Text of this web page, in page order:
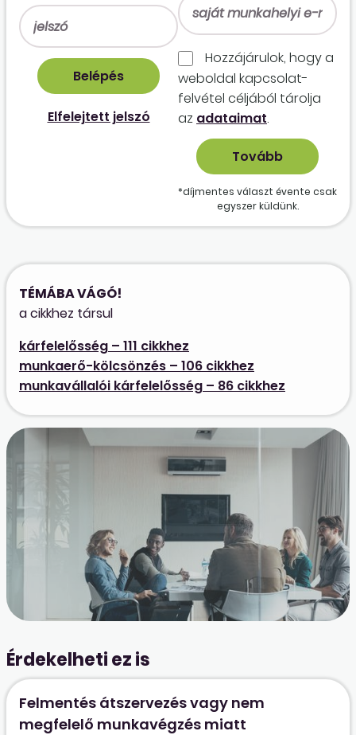
Elfelejtett jelszó
Hozzájárulok, hogy a
weboldal kapcso­lat­
felvétel céljából tárolja
az adataimat.
*díjmentes választ évente csak
egyszer küldünk.
TÉMÁBA VÁGÓ!
a cikkhez társul
kárfelelősség – 111 cikkhez
munkaerő-kölcsönzés – 106 cikkhez
munkavállalói kárfelelősség – 86 cikkhez
Érdekelheti ez is
Felmentés átszervezés vagy nem
megfelelő munkavégzés miatt